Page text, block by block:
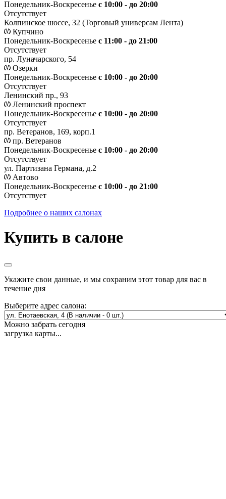
Понедельник-Воскресенье с 10:00 - до 20:00
Отсутствует
Колпинское шоссе, 32 (Торговый универсам Лента)
Купчино
Понедельник-Воскресенье с 11:00 - до 21:00
Отсутствует
пр. Луначарского, 54
Озерки
Понедельник-Воскресенье с 10:00 - до 20:00
Отсутствует
Ленинский пр., 93
Ленинский проспект
Понедельник-Воскресенье с 10:00 - до 20:00
Отсутствует
пр. Ветеранов, 169, корп.1
пр. Ветеранов
Понедельник-Воскресенье с 10:00 - до 20:00
Отсутствует
ул. Партизана Германа, д.2
Автово
Понедельник-Воскресенье с 10:00 - до 21:00
Отсутствует
Подробнее о наших салонах
Купить в салоне
Укажите свои данные, и мы сохраним этот товар для вас в
течение дня
Выберите адрес салона:
Можно забрать сегодня
загрузка карты...